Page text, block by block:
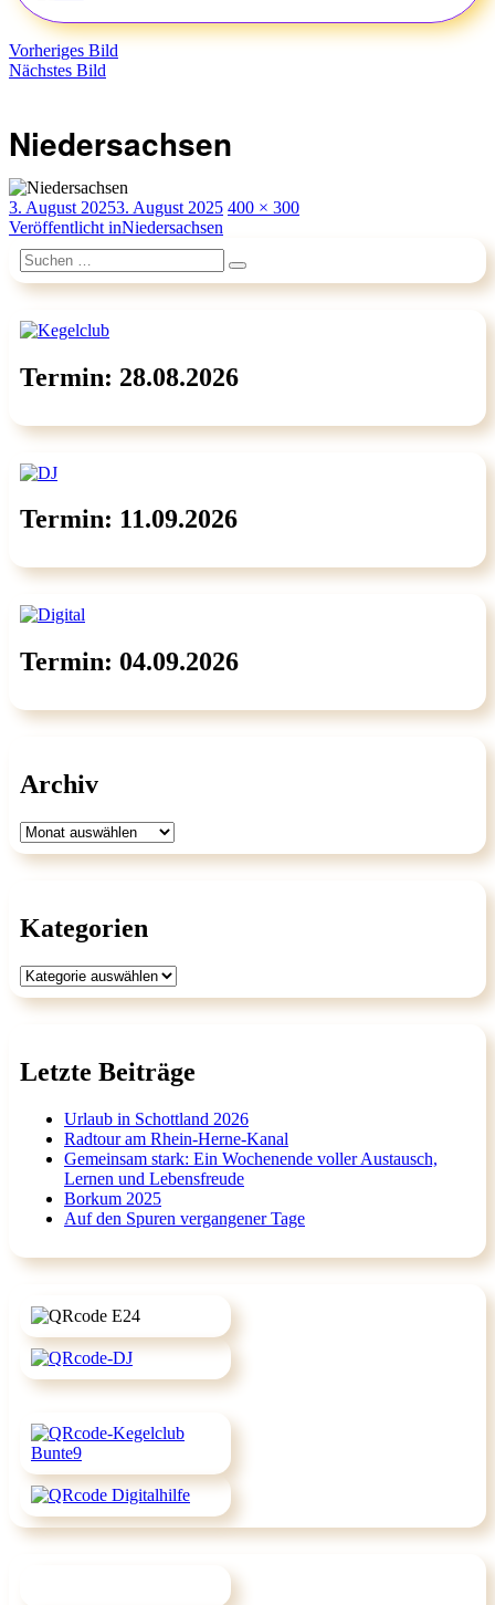
Vorheriges Bild
Nächstes Bild
Niedersachsen
Veröffentlicht
am
3. August 20253. August 2025 Originalgröße
400 × 300
Beitragsnavigation
Veröffentlicht inNiedersachsen
Suchen
nach:
Suchen
Termin: 28.08.2026
Termin: 11.09.2026
Termin: 04.09.2026
Archiv
Archiv
Kategorien
Kategorien
Letzte Beiträge
Urlaub in Schottland 2026
Radtour am Rhein-Herne-Kanal
Gemeinsam stark: Ein Wochenende voller Austausch,
Lernen und Lebensfreude
Borkum 2025
Auf den Spuren vergangener Tage